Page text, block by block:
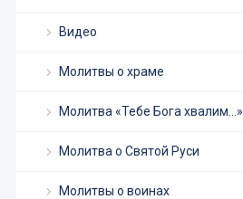
Видео
Молитвы о храме
Молитва «Тебе Бога хвалим…»
Молитва о Святой Руси
Молитвы о воинах